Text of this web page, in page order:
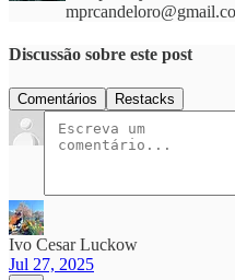
Discussão sobre este post
Comentários Restacks
Ivo Cesar Luckow
Jul 27, 2025